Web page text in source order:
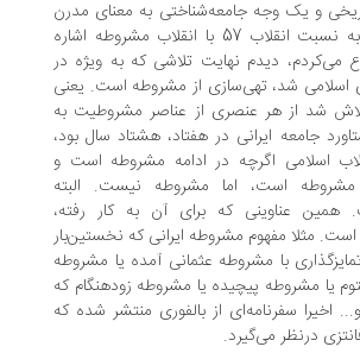
وجه جامعه‌شناختی به معنای مدرن
دارد. آقای جعفریان به نسبت انقلاب 57 با انقلاب مشروطه اشاره
دیدم نهایت تلاشی که به ویژه در
شد، تهی‌سازی از مشروطه است. یعنی
از هر عنصری از عناصر مشروطیت به
ایرانی در هفتاد، هشتاد سال بود،
اگرچه در ادامه مشروطه است و
است، اما مشروطه نیست. البته
که برای آن به کار رفته،
مفهوم مشروطه ایرانی که نخستین‌بار
با مشروطه عثمانی آمده یا مشروطه
پیچیده یا مشروطه زودهنگام که
سفرنامه‌ای از بالفوری منتشر شده که
می‌گیرد.